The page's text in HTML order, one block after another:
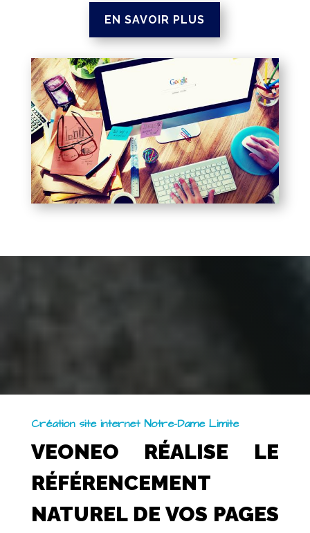
EN SAVOIR PLUS
Création site internet Notre-Dame Limite
VEONEO RÉALISE LE
RÉFÉRENCEMENT
NATUREL DE VOS PAGES